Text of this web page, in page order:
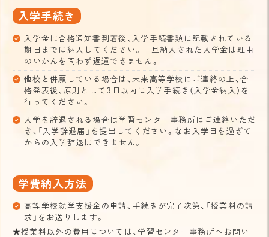
入学手続き
入学金は合格通知書到着後、入学手続書類に記載されている
期日までに納入してください。一旦納入された入学金は理由
のいかんを問わず返還できません。
他校と併願している場合は、未来高等学校にご連絡の上、合
格発表後、原則として3日以内に入学手続き（入学金納入）を
行ってください。
入学を辞退される場合は学習センター事務所にご連絡いただ
き、「入学辞退届」を提出してください。なお入学日を過ぎて
からの入学辞退はできません。
学費納入方法
高等学校就学支援金の申請、手続きが完了次第、「授業料の請
求」をお送りします。
★授業料以外の費用については、学習センター事務所へお問い